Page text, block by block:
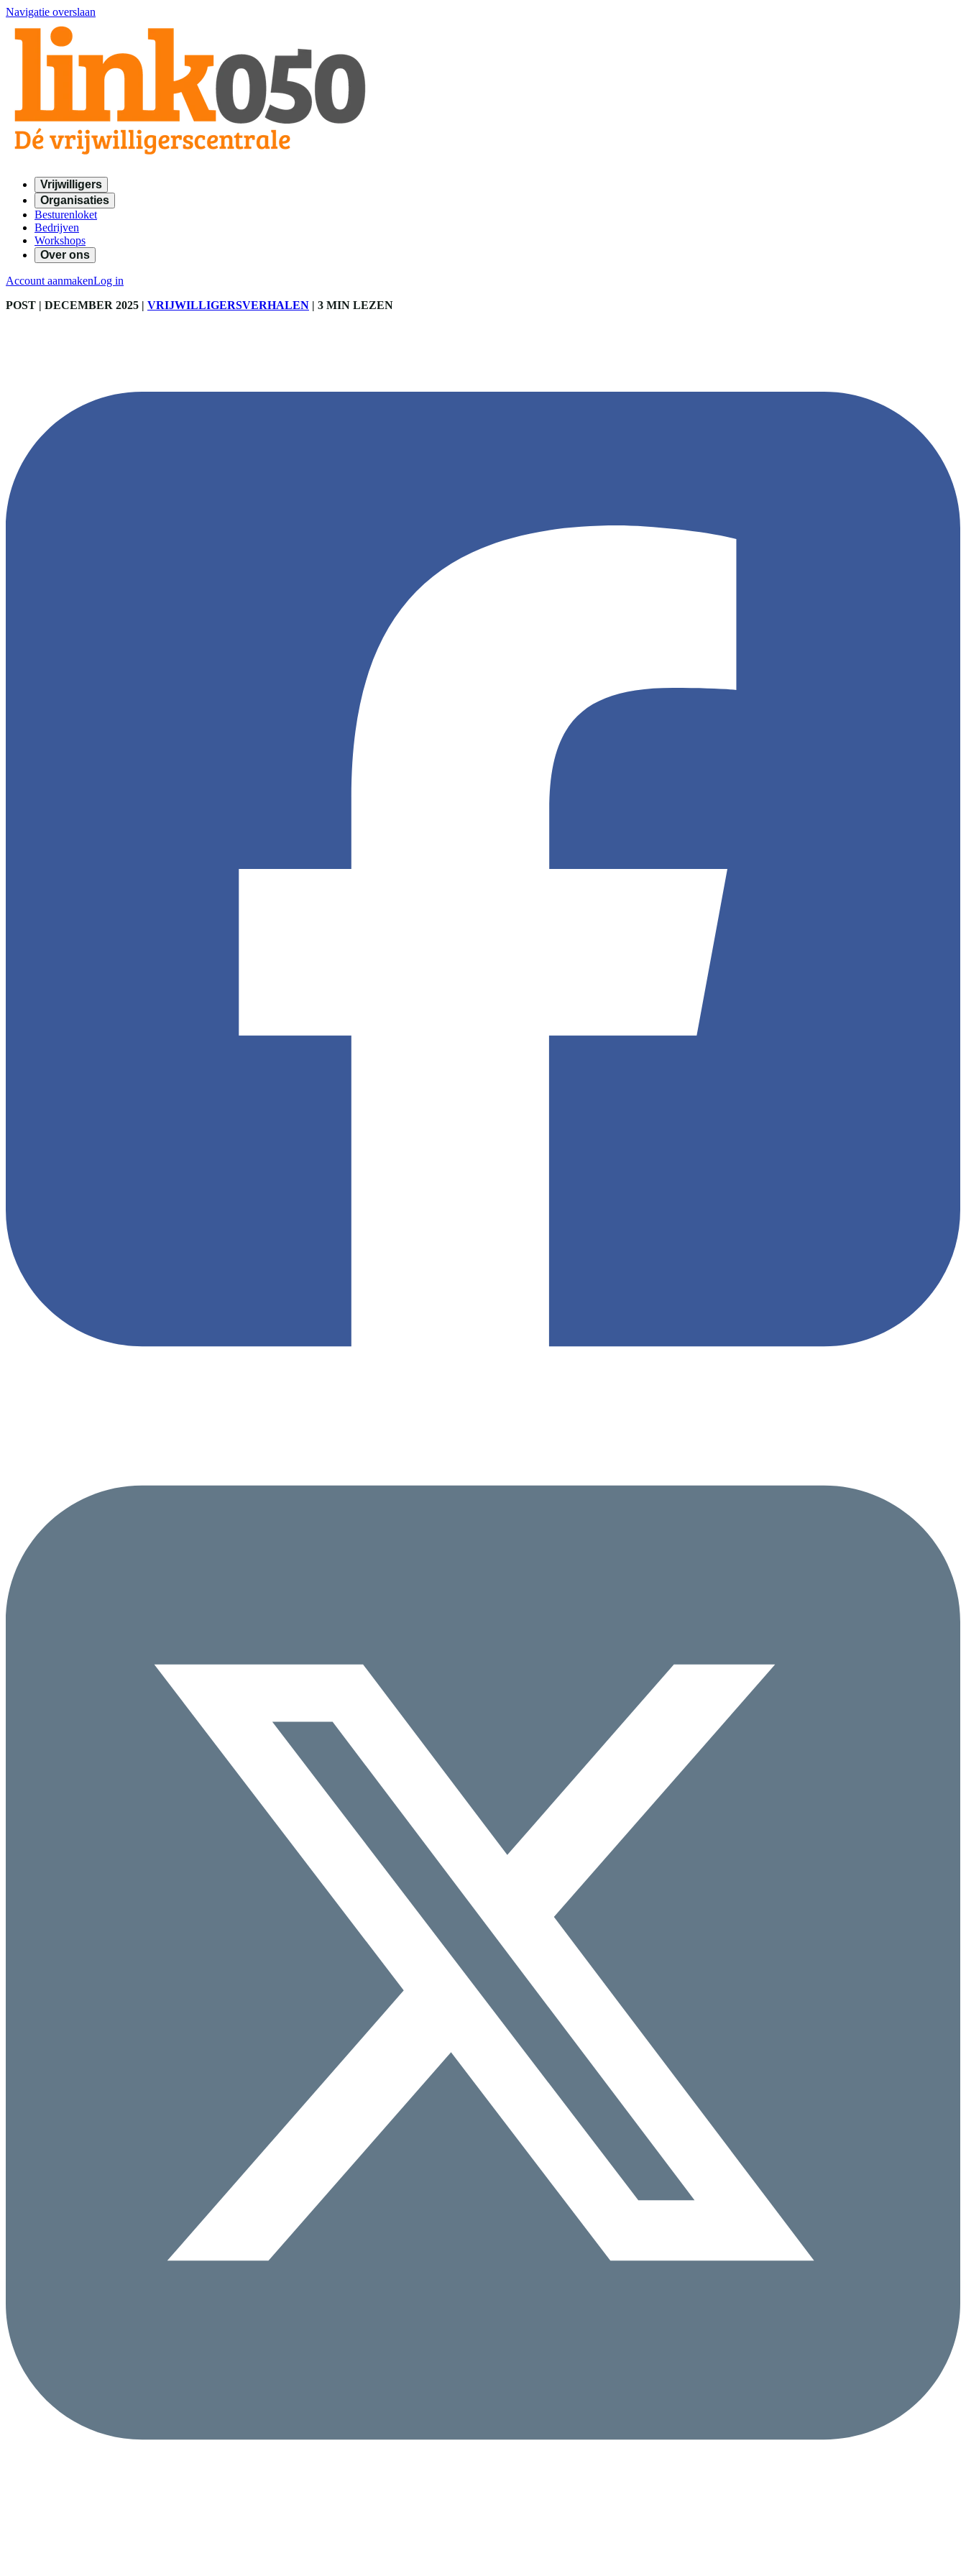
Navigatie overslaan
Vrijwilligers
Organisaties
Besturenloket
Bedrijven
Workshops
Over ons
Account aanmakenLog in
POST | DECEMBER 2025 | VRIJWILLIGERSVERHALEN | 3 MIN LEZEN